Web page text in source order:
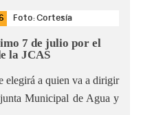
Foto: Cortesía
7 de julio por el
la JCAS
elegirá a quien va a dirigir
Municipal de Agua y